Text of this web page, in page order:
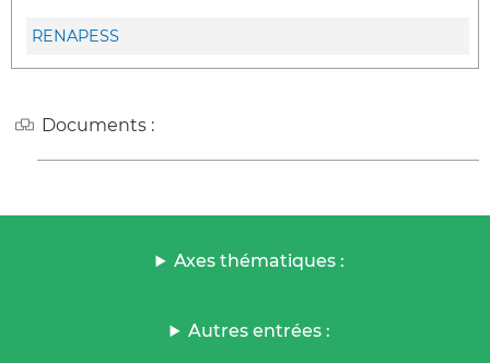
RENAPESS
Documents :
Axes thématiques :
Autres entrées :